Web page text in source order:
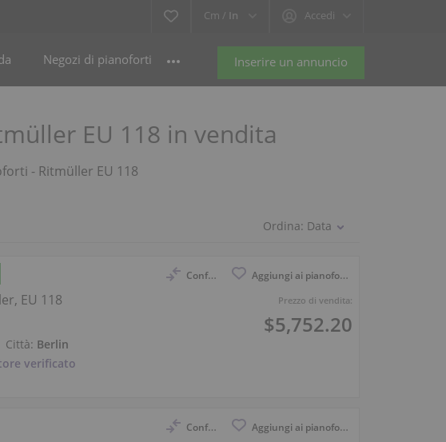
Cm / In Accedi
Inserire un annuncio
Negozi di pianoforti
EU 118 in vendita
- Ritmüller EU 118
Ordina: Data
Confronto Aggiungi ai pianoforti osservati
Prezzo di vendita:
$5,752.20
EU 118
Città: Berlin
verificato
Confronto Aggiungi ai pianoforti osservati